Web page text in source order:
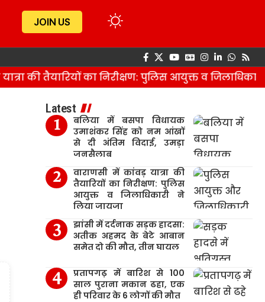
JOIN US
की तैयारियों का निरीक्षण: पुलिस आयुक्त व जिलाधिकारी ने
Latest
बलिया में बसपा विधायक
उमाशंकर सिंह को नम आंखों
से दी अंतिम विदाई, उमड़ा
जनसैलाब
वाराणसी में कांवड़ यात्रा की
तैयारियों का निरीक्षण: पुलिस
आयुक्त व जिलाधिकारी ने
लिया जायजा
झांसी में दर्दनाक सड़क हादसा:
अतीक अहमद के बेटे आबान
समेत दो की मौत, तीन घायल
प्रतापगढ़ में बारिश से 100
साल पुराना मकान ढहा, एक
ही परिवार के 6 लोगों की मौत